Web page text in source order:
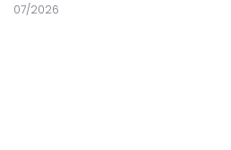
07/2026